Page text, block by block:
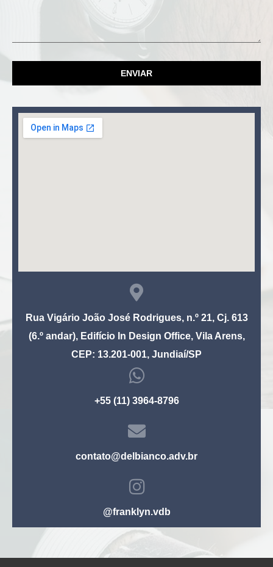
ENVIAR
Rua Vigário João José Rodrigues, n.º 21, Cj. 613
(6.º andar), Edifício In Design Office, Vila Arens,
CEP: 13.201-001, Jundiaí/SP
+55 (11) 3964-8796
contato@delbianco.adv.br
@franklyn.vdb